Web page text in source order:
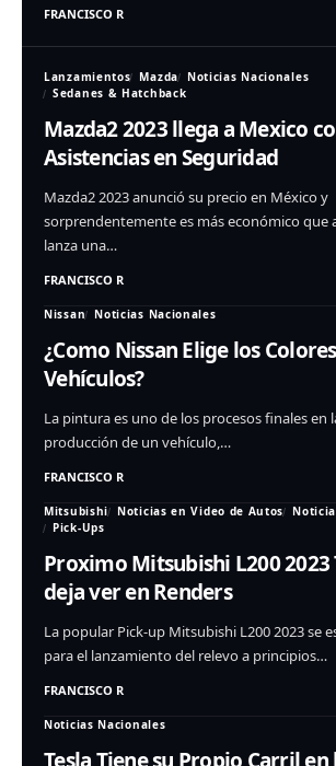
FRANCISCO R
Lanzamientos Mazda
Noticias Nacionales
Sedanes & Hatchback
Mazda2 2023 llega a Mexico
Asistencias en Seguridad
Mazda2 2023 anunció su precio en México y
sorprendentemente es más económico que
lanza una…
FRANCISCO R
Nissan Noticias Nacionales
¿Como Nissan Elige los
Vehículos?
La pintura es uno de los procesos finales en
producción de un vehículo,…
FRANCISCO R
Mitsubishi Noticias en Video de Autos
Pick-Ups
Proximo Mitsubishi L200 2023
deja ver en Renders
La popular Pick-up Mitsubishi L200 2023 se
para el lanzamiento del relevo a principios…
FRANCISCO R
Noticias Nacionales